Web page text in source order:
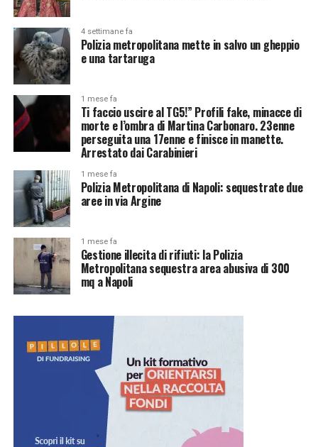
4 settimane fa
Polizia metropolitana mette in salvo un gheppio
e una tartaruga
1 mese fa
Ti faccio uscire al TG5!” Profili fake, minacce di
morte e l’ombra di Martina Carbonaro. 23enne
perseguita una 17enne e finisce in manette.
Arrestato dai Carabinieri
1 mese fa
Polizia Metropolitana di Napoli: sequestrate due
aree in via Argine
1 mese fa
Gestione illecita di rifiuti: la Polizia
Metropolitana sequestra area abusiva di 300
mq a Napoli